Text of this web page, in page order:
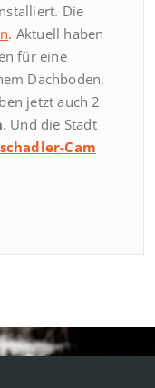
Die
. Aktuell haben
für eine
Dachboden,
jetzt auch 2
. Und die Stadt
Cam